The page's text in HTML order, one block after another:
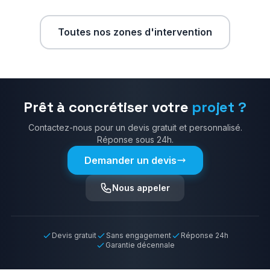
Toutes nos zones d'intervention
Prêt à concrétiser votre projet ?
Contactez-nous pour un devis gratuit et personnalisé.
Réponse sous 24h.
Demander un devis
Nous appeler
Devis gratuit Sans engagement
Réponse 24h
Garantie décennale